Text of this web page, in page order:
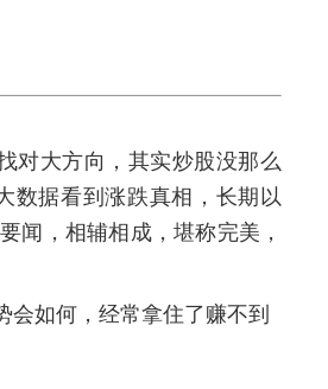
大方向，其实炒股没那么
数据看到涨跌真相，长期以
闻，相辅相成，堪称完美，
如何，经常拿住了赚不到